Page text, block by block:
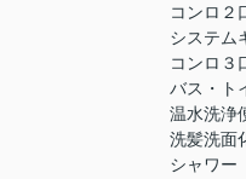
コンロ２
システム
コンロ３
バス・ト
温水洗浄
洗髪洗面
シャワー